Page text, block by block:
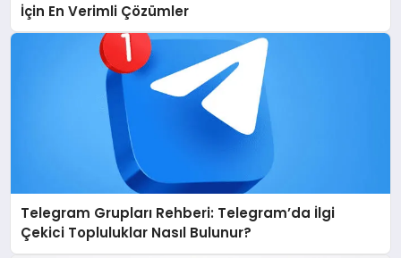
İçin En Verimli Çözümler
Telegram Grupları Rehberi: Telegram’da İlgi
Çekici Topluluklar Nasıl Bulunur?